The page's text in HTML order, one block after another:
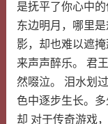
是抚平了你心中
东边明月，哪里
影，却也难以遮
来声声醉乐。 君
然啜泣。 泪水划
色中逐步生长。多
却 对于传奇游戏